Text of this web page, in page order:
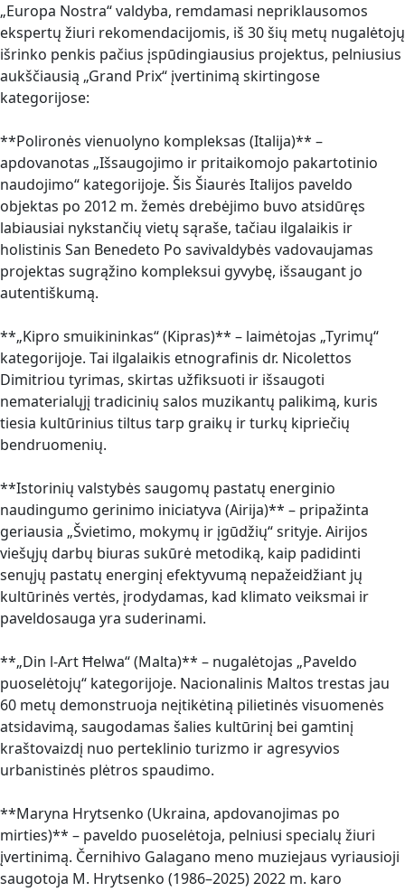
„Europa Nostra“ valdyba, remdamasi nepriklausomos
ekspertų žiuri rekomendacijomis, iš 30 šių metų nugalėtojų
išrinko penkis pačius įspūdingiausius projektus, pelniusius
aukščiausią „Grand Prix“ įvertinimą skirtingose
kategorijose:
**Polironės vienuolyno kompleksas (Italija)** –
apdovanotas „Išsaugojimo ir pritaikomojo pakartotinio
naudojimo“ kategorijoje. Šis Šiaurės Italijos paveldo
objektas po 2012 m. žemės drebėjimo buvo atsidūręs
labiausiai nykstančių vietų sąraše, tačiau ilgalaikis ir
holistinis San Benedeto Po savivaldybės vadovaujamas
projektas sugrąžino kompleksui gyvybę, išsaugant jo
autentiškumą.
**„Kipro smuikininkas“ (Kipras)** – laimėtojas „Tyrimų“
kategorijoje. Tai ilgalaikis etnografinis dr. Nicolettos
Dimitriou tyrimas, skirtas užfiksuoti ir išsaugoti
nematerialųjį tradicinių salos muzikantų palikimą, kuris
tiesia kultūrinius tiltus tarp graikų ir turkų kipriečių
bendruomenių.
**Istorinių valstybės saugomų pastatų energinio
naudingumo gerinimo iniciatyva (Airija)** – pripažinta
geriausia „Švietimo, mokymų ir įgūdžių“ srityje. Airijos
viešųjų darbų biuras sukūrė metodiką, kaip padidinti
senųjų pastatų energinį efektyvumą nepažeidžiant jų
kultūrinės vertės, įrodydamas, kad klimato veiksmai ir
paveldosauga yra suderinami.
**„Din l-Art Ħelwa“ (Malta)** – nugalėtojas „Paveldo
puoselėtojų“ kategorijoje. Nacionalinis Maltos trestas jau
60 metų demonstruoja neįtikėtiną pilietinės visuomenės
atsidavimą, saugodamas šalies kultūrinį bei gamtinį
kraštovaizdį nuo perteklinio turizmo ir agresyvios
urbanistinės plėtros spaudimo.
**Maryna Hrytsenko (Ukraina, apdovanojimas po
mirties)** – paveldo puoselėtoja, pelniusi specialų žiuri
įvertinimą. Černihivo Galagano meno muziejaus vyriausioji
saugotoja M. Hrytsenko (1986–2025) 2022 m. karo